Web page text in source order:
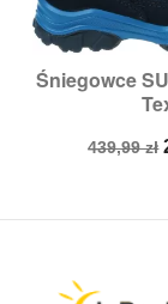
Śniegowce
Cena
439,99 zł
